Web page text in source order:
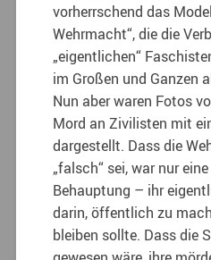
vorherrschend das
Wehrmacht“, die die
„eigentlichen“
im Großen und Ganzen
Nun aber waren Fotos
Mord an Zivilisten mit
dargestellt. Dass die
„falsch“ sei, war nur
Behauptung – ihr
darin, öffentlich zu
bleiben sollte. Dass die